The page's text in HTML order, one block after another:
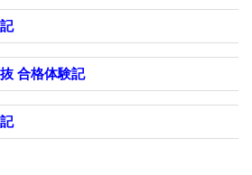
抜 合格体験記